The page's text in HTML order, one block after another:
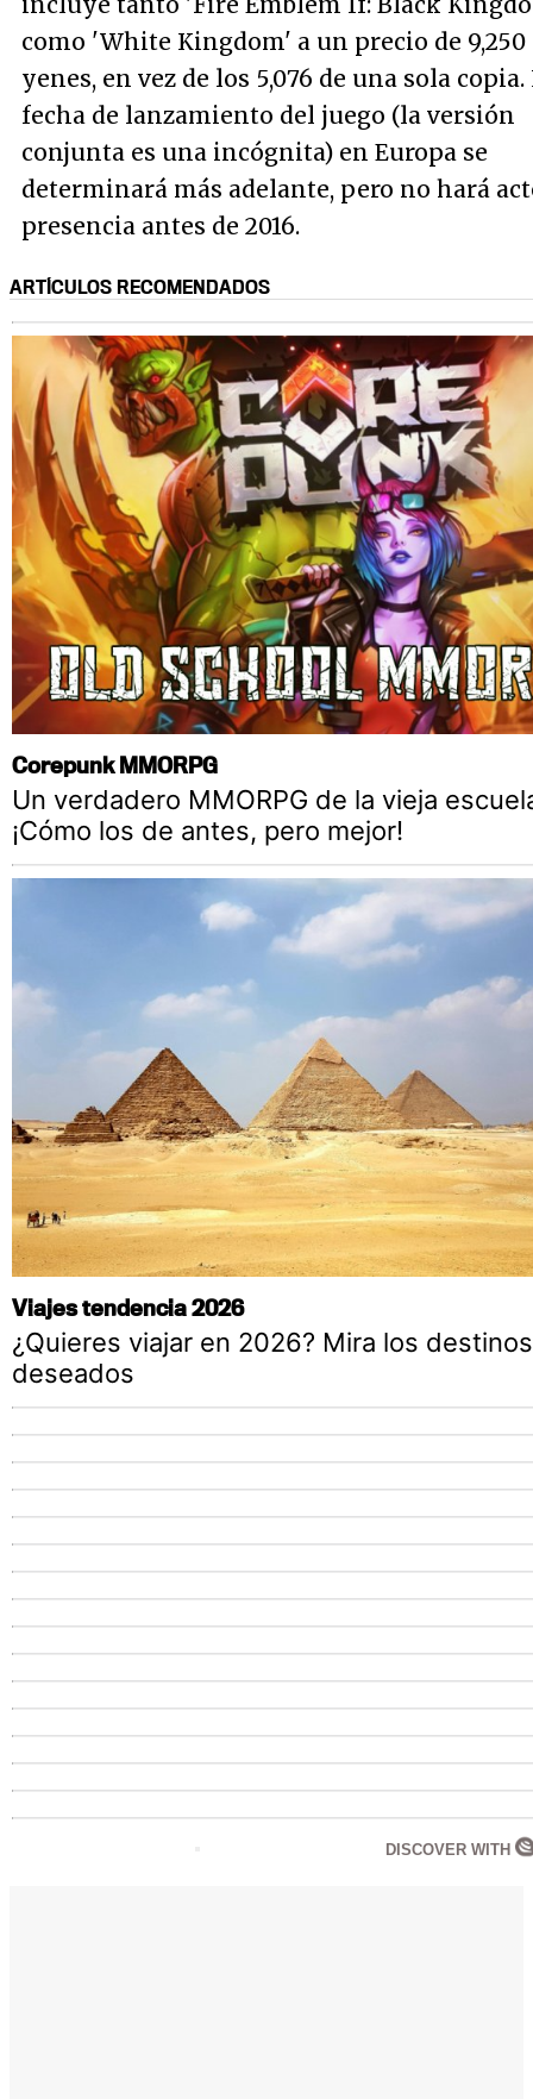
como 'White Kingdom' a un precio de 9,250
yenes, en vez de los 5,076 de una sola copia.
fecha de lanzamiento del juego (la versión
conjunta es una incógnita) en Europa se
determinará más adelante, pero no hará
presencia antes de 2016.
ARTÍCULOS RECOMENDADOS
Corepunk MMORPG
Un verdadero MMORPG de la vieja
¡Cómo los de antes, pero mejor!
Viajes tendencia 2026
¿Quieres viajar en 2026? Mira los
deseados
DISCOVER WITH